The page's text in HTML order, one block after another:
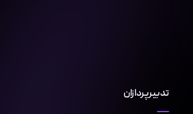
تدبیرپردازان